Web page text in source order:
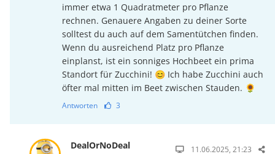
immer etwa 1 Quadratmeter pro Pflanze
rechnen. Genauere Angaben zu deiner Sorte
solltest du auch auf dem Samentütchen finden.
Wenn du ausreichend Platz pro Pflanze
einplanst, ist ein sonniges Hochbeet ein prima
Standort für Zucchini! 😊 Ich habe Zucchini auch
öfter mal mitten im Beet zwischen Stauden. 🌻
Antworten 3
DealOrNoDeal 11.06.2025, 21:23